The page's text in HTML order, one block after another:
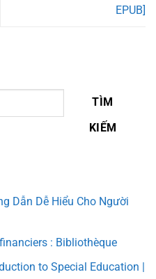
EPUB]
TÌM
KIẾM
Dẫn Dễ Hiểu Cho Người
: Bibliothèque
to Special Education |